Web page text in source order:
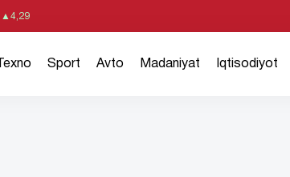
▲ 4,29
Texno Sport Avto Madaniyat Iqtisodiyot